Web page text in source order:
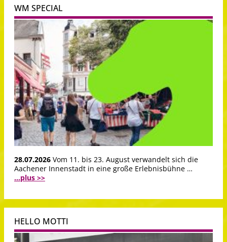
WM SPECIAL
28.07.2026 Vom 11. bis 23. August verwandelt sich die
Aachener Innenstadt in eine große Erlebnisbühne …
...plus >>
HELLO MOTTI